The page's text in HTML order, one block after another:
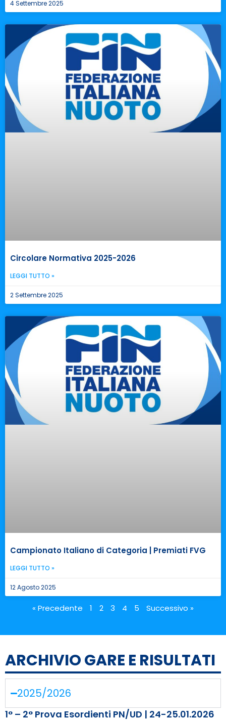
4 Settembre 2025
Circolare Normativa 2025-2026
LEGGI TUTTO »
2 Settembre 2025
Campionato Italiano di Categoria | Premiati FVG
LEGGI TUTTO »
12 Agosto 2025
« Precedente 1 2 3 4 5 Successivo »
ARCHIVIO GARE E RISULTATI
2025/2026
1° – 2° Prova Esordienti PN/UD | 24-25.01.2026